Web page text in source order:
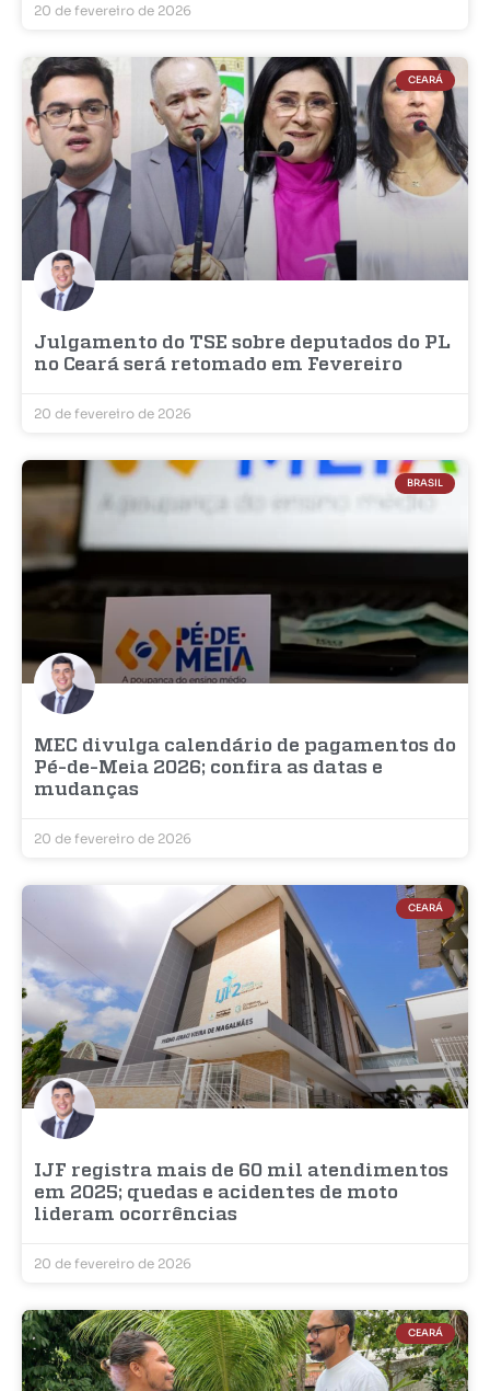
20 de fevereiro de 2026
CEARÁ
Julgamento do TSE sobre deputados do PL
no Ceará será retomado em Fevereiro
20 de fevereiro de 2026
BRASIL
MEC divulga calendário de pagamentos do
Pé-de-Meia 2026; confira as datas e
mudanças
20 de fevereiro de 2026
CEARÁ
IJF registra mais de 60 mil atendimentos
em 2025; quedas e acidentes de moto
lideram ocorrências
20 de fevereiro de 2026
CEARÁ